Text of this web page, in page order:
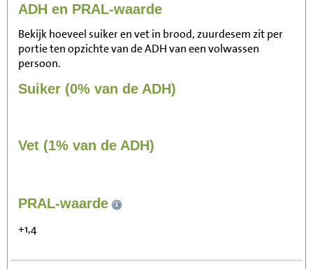
ADH en PRAL-waarde
Bekijk hoeveel suiker en vet in brood, zuurdesem zit per
portie ten opzichte van de ADH van een volwassen
persoon.
Suiker (0% van de ADH)
Vet (1% van de ADH)
PRAL-waarde
+1,4
Zitten, tv kijken